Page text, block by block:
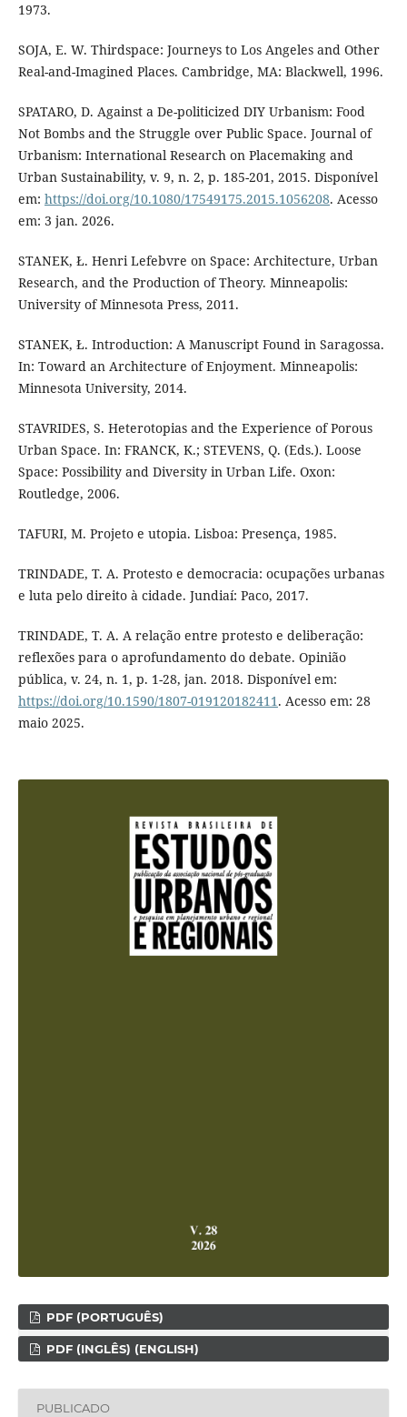
1973.
SOJA, E. W. Thirdspace: Journeys to Los Angeles and Other
Real-and-Imagined Places. Cambridge, MA: Blackwell, 1996.
SPATARO, D. Against a De-politicized DIY Urbanism: Food
Not Bombs and the Struggle over Public Space. Journal of
Urbanism: International Research on Placemaking and
Urban Sustainability, v. 9, n. 2, p. 185-201, 2015. Disponível
em: https://doi.org/10.1080/17549175.2015.1056208. Acesso
em: 3 jan. 2026.
STANEK, Ł. Henri Lefebvre on Space: Architecture, Urban
Research, and the Production of Theory. Minneapolis:
University of Minnesota Press, 2011.
STANEK, Ł. Introduction: A Manuscript Found in Saragossa.
In: Toward an Architecture of Enjoyment. Minneapolis:
Minnesota University, 2014.
STAVRIDES, S. Heterotopias and the Experience of Porous
Urban Space. In: FRANCK, K.; STEVENS, Q. (Eds.). Loose
Space: Possibility and Diversity in Urban Life. Oxon:
Routledge, 2006.
TAFURI, M. Projeto e utopia. Lisboa: Presença, 1985.
TRINDADE, T. A. Protesto e democracia: ocupações urbanas
e luta pelo direito à cidade. Jundiaí: Paco, 2017.
TRINDADE, T. A. A relação entre protesto e deliberação:
reflexões para o aprofundamento do debate. Opinião
pública, v. 24, n. 1, p. 1-28, jan. 2018. Disponível em:
https://doi.org/10.1590/1807-019120182411. Acesso em: 28
maio 2025.
PDF (PORTUGUÊS)
PDF (INGLÊS) (ENGLISH)
PUBLICADO